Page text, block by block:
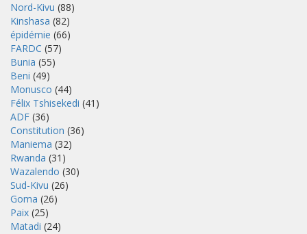
Nord-Kivu (88)
Kinshasa (82)
épidémie (66)
FARDC (57)
Bunia (55)
Beni (49)
Monusco (44)
Félix Tshisekedi (41)
ADF (36)
Constitution (36)
Maniema (32)
Rwanda (31)
Wazalendo (30)
Sud-Kivu (26)
Goma (26)
Paix (25)
Matadi (24)